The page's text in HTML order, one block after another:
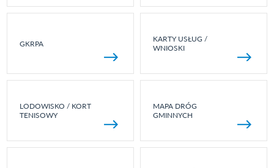
GKRPA
KARTY USŁUG /
WNIOSKI
LODOWISKO / KORT
TENISOWY
MAPA DRÓG
GMINNYCH